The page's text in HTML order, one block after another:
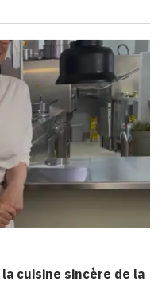
cuisine sincère de la